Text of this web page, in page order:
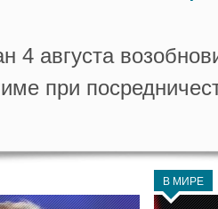
4 августа
при
В МИРЕ